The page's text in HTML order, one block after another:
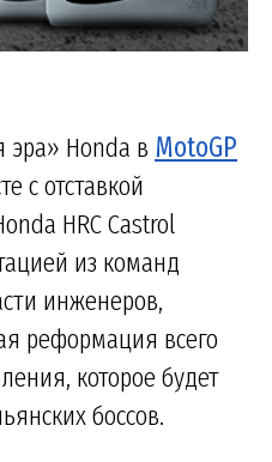
эра» Honda в MotoGP
с отставкой
HRC Castrol
из команд
инженеров,
реформация всего
которое будет
боссов.